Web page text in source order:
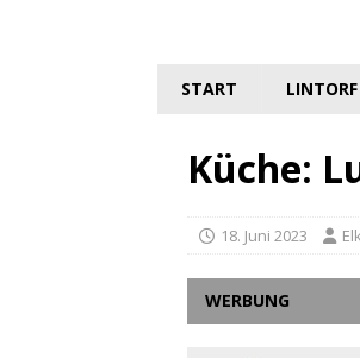
START LINTORF
Küche:
18. Juni 2023
WERBUNG